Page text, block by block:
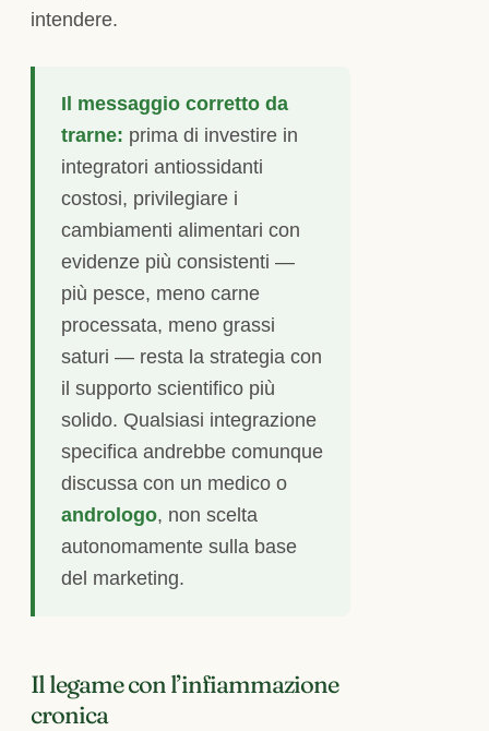
intendere.
Il messaggio corretto da
trarne: prima di investire in
integratori antiossidanti
costosi, privilegiare i
cambiamenti alimentari con
evidenze più consistenti —
più pesce, meno carne
processata, meno grassi
saturi — resta la strategia con
il supporto scientifico più
solido. Qualsiasi integrazione
specifica andrebbe comunque
discussa con un medico o
andrologo, non scelta
autonomamente sulla base
del marketing.
Il legame con l’infiammazione
cronica